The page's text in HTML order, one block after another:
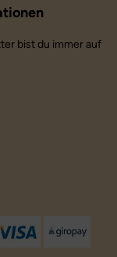
bist du immer auf